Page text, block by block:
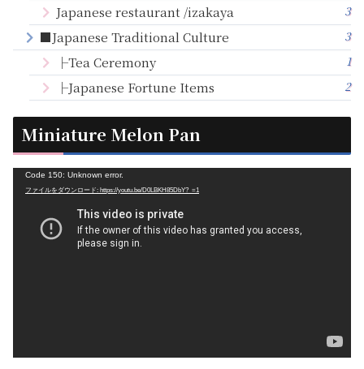
Japanese restaurant /izakaya 3
■Japanese Traditional Culture 3
├Tea Ceremony 1
├Japanese Fortune Items 2
Miniature Melon Pan
Code 150: Unknown error.
ファイルをダウンロード: https://youtu.be/D0LBKH85DbY?_=1